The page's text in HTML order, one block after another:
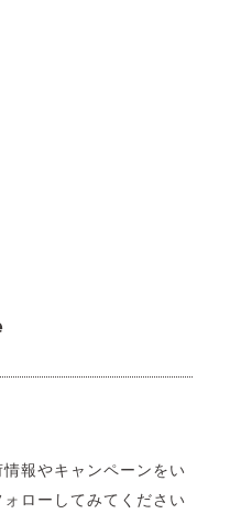
報やキャンペーンをい
ローしてみてください